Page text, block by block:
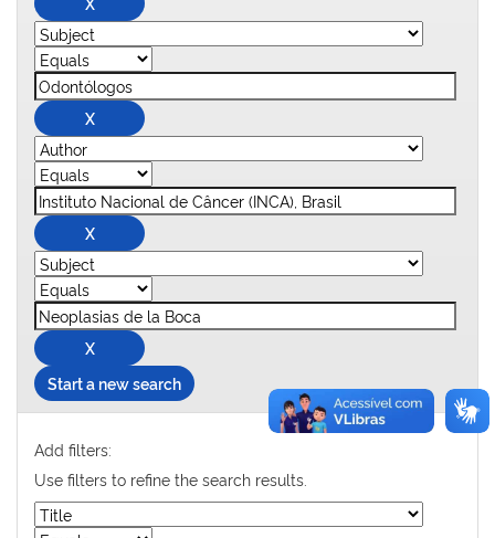
Start a new search
Add filters:
Use filters to refine the search results.